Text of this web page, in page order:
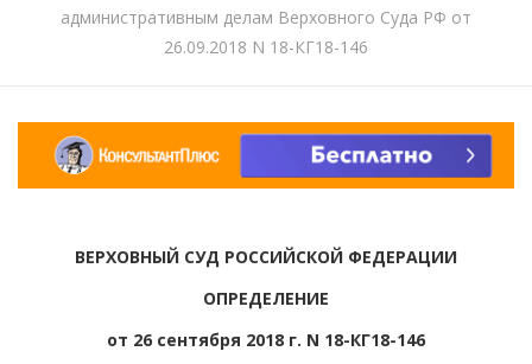
административным делам Верховного Суда РФ от
26.09.2018 N 18-КГ18-146
ВЕРХОВНЫЙ СУД РОССИЙСКОЙ ФЕДЕРАЦИИ
ОПРЕДЕЛЕНИЕ
от 26 сентября 2018 г. N 18-КГ18-146